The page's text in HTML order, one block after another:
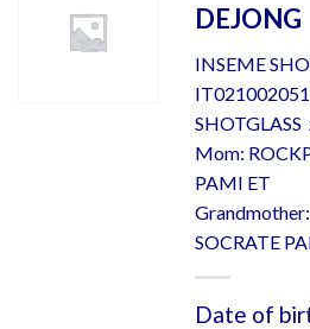
DEJONG
INSEME
Mom:
PAMI ET
SOCRATE
Date of